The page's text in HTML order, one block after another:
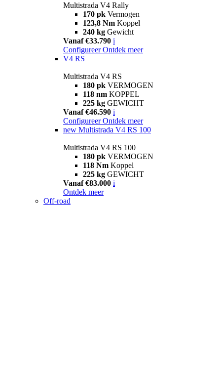
Multistrada V4 Rally
170 pk Vermogen
123,8 Nm Koppel
240 kg Gewicht
Vanaf €33.790 i
Configureer Ontdek meer
V4 RS
Multistrada V4 RS
180 pk VERMOGEN
118 nm KOPPEL
225 kg GEWICHT
Vanaf €46.590 i
Configureer Ontdek meer
new Multistrada V4 RS 100
Multistrada V4 RS 100
180 pk VERMOGEN
118 Nm Koppel
225 kg GEWICHT
Vanaf €83.000 i
Ontdek meer
Off-road